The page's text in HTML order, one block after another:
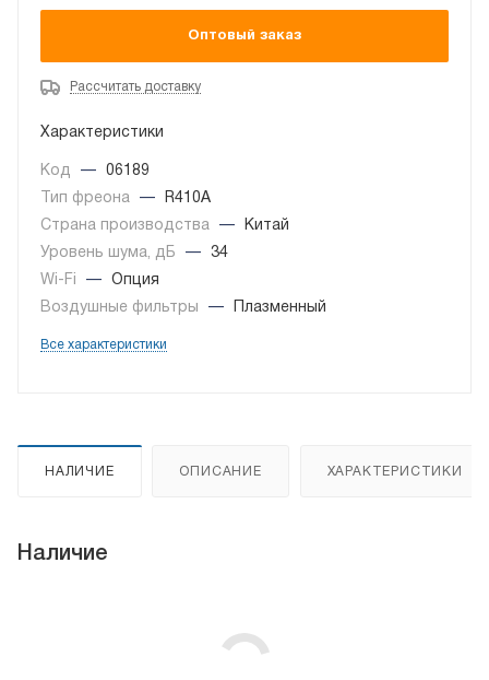
Оптовый заказ
Рассчитать доставку
Характеристики
Код —
06189
Тип фреона
—
R410A
Страна производства
—
Китай
Уровень шума, дБ
—
34
Wi-Fi
—
Опция
Воздушные фильтры
— Плазменный
Все характеристики
НАЛИЧИЕ ОПИСАНИЕ ХАРАКТЕРИСТИКИ
Наличие